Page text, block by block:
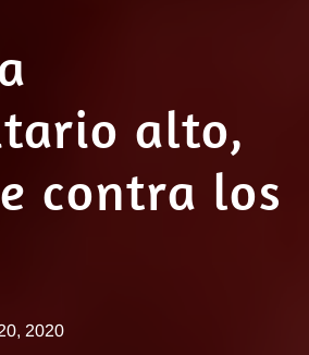
alto,
contra los
2020